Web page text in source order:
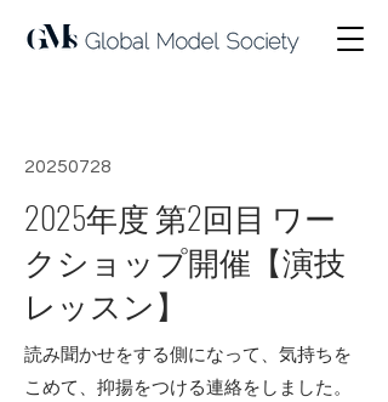
20250728
2025年度 第2回目 ワー
クショップ開催【演技
レッスン】
読み聞かせをする側になって、気持ちを
こめて、抑揚をつける連絡をしました。